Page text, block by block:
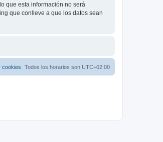
que esta información no será
que conlleve a que los datos sean
Todos los horarios son UTC+02:00
cookies